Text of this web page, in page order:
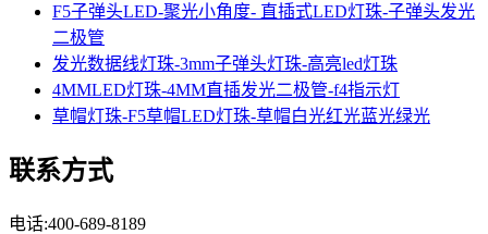
F5子弹头LED-聚光小角度- 直插式LED灯珠-子弹头发光
二极管
发光数据线灯珠-3mm子弹头灯珠-高亮led灯珠
4MMLED灯珠-4MM直插发光二极管-f4指示灯
草帽灯珠-F5草帽LED灯珠-草帽白光红光蓝光绿光
联系方式
电话:400-689-8189